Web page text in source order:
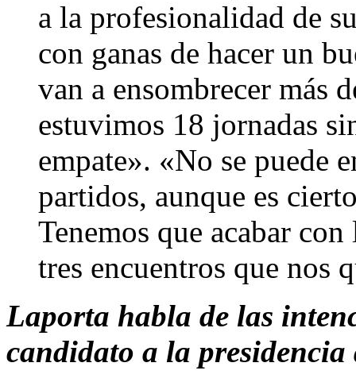
a la profesionalidad de
con ganas de hacer un
van a ensombrecer más
estuvimos 18 jornadas
empate». «No se puede
partidos, aunque es
Tenemos que acabar
tres encuentros que
Laporta habla de las
candidato a la